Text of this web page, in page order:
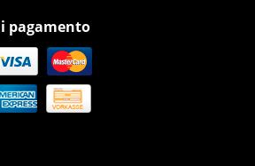
pagamento